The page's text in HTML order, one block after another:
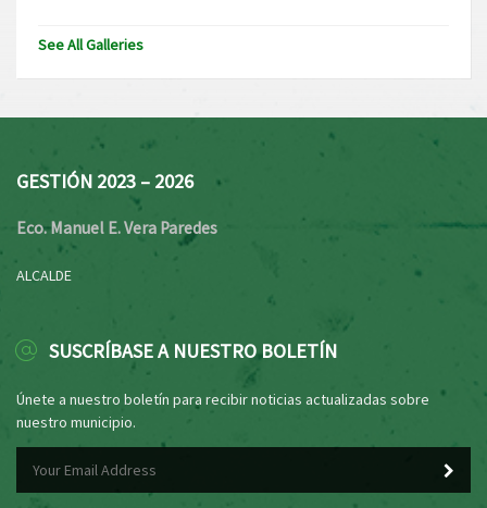
See All Galleries
GESTIÓN 2023 – 2026
Eco. Manuel E. Vera Paredes
ALCALDE
SUSCRÍBASE A NUESTRO BOLETÍN
Únete a nuestro boletín para recibir noticias actualizadas sobre
nuestro municipio.